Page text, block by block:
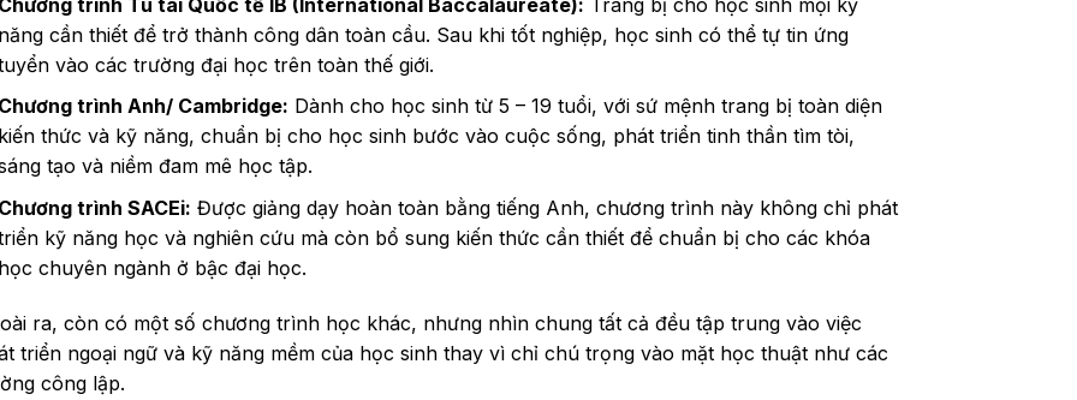
năng cần thiết để trở thành công dân toàn cầu. Sau khi tốt nghiệp, học sinh có thể tự tin ứng
vào các trường đại học trên toàn thế giới.
Chương trình Anh/ Cambridge: Dành cho học sinh từ 5 – 19 tuổi, với sứ mệnh trang bị toàn diện
kiến thức và kỹ năng, chuẩn bị cho học sinh bước vào cuộc sống, phát triển tinh thần tìm tòi,
tạo và niềm đam mê học tập.
Chương trình SACEi: Được giảng dạy hoàn toàn bằng tiếng Anh, chương trình này không chỉ phát
kỹ năng học và nghiên cứu mà còn bổ sung kiến thức cần thiết để chuẩn bị cho các khóa
học chuyên ngành ở bậc đại học.
ra, còn có một số chương trình học khác, nhưng nhìn chung tất cả đều tập trung vào việc
triển ngoại ngữ và kỹ năng mềm của học sinh thay vì chỉ chú trọng vào mặt học thuật như các
công lập.